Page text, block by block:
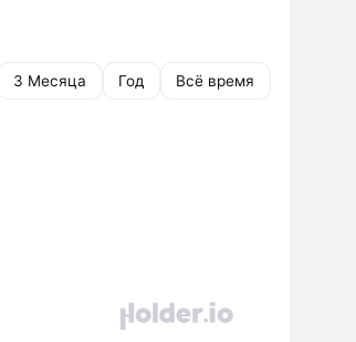
3 Месяца Год Всё время